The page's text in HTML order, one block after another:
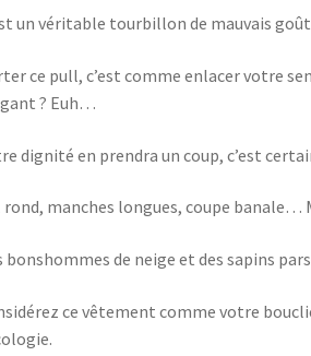
un véritable tourbillon de mauvais
ce pull, c’est comme enlacer votre
? Euh…
dignité en prendra un coup, c’est
rond, manches longues, coupe banale…
bonshommes de neige et des sapins
ce vêtement comme votre